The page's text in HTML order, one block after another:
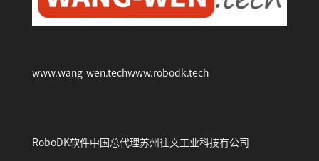
www.wang-wen.techwww.robodk.tech
RoboDK软件中国总代理苏州往文工业科技有公司